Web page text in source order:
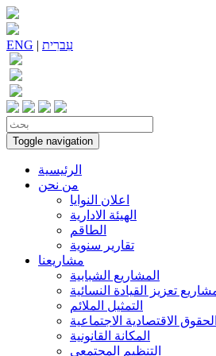
ENG | עִברִית
Toggle navigation
الرئيسية
من نحن
اعلان النوايا
الهيئة الادارية
الطاقم
تقارير سنوية
مشاريعنا
المشاريع الشبابية
تعزيز القيادة النسائية
التمثيل الملائم
الحقوق الاقتصادية الاجتماعية
المكانة القانونية
التنظيم المجتمعي